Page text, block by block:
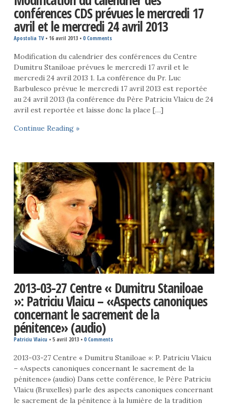
conférences CDS prévues le mercredi 17
avril et le mercredi 24 avril 2013
Apostolia TV• 16 avril 2013• 0 Comments
Modification du calendrier des conférences du Centre
Dumitru Staniloae prévues le mercredi 17 avril et le
mercredi 24 avril 2013 1. La conférence du Pr. Luc
Barbulesco prévue le mercredi 17 avril 2013 est reportée
au 24 avril 2013 (la conférence du Père Patriciu Vlaicu de 24
avril est reportée et laisse donc la place […]
Continue Reading »
2013-03-27 Centre « Dumitru Staniloae
»: Patriciu Vlaicu – «Aspects canoniques
concernant le sacrement de la
pénitence» (audio)
Patriciu Vlaicu • 5 avril 2013• 0 Comments
2013-03-27 Centre « Dumitru Staniloae »: P. Patriciu Vlaicu
– «Aspects canoniques concernant le sacrement de la
pénitence» (audio) Dans cette conférence, le Père Patriciu
Vlaicu (Bruxelles) parle des aspects canoniques concernant
le sacrement de la pénitence à la lumière de la tradition